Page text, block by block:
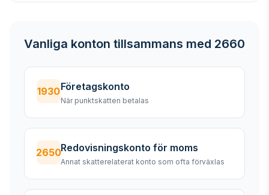
Vanliga konton tillsammans med 2660
1930Företagskonto
När punktskatten betalas
2650Redovisningskonto för moms
Annat skatterelaterat konto som ofta förväxlas